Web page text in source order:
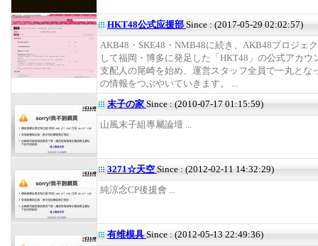
HKT48公式应援部 Since : (2017-05-29 02:02:57)
AKB48・SKE48・NMB48に続き、AKB48プロジェ
して福岡・博多に発足した「HKT48」の公式アカウ
支配人の尾崎を始め、運営スタッフ全員で一丸とな
の情報をつぶやいていきます。 ...
末子の家Since : (2010-07-17 01:15:59)
山風末子組專屬論壇 ...
3271☆天空 Since : (2012-02-11 14:32:29)
純涼念CP後援會 ...
有维模具Since : (2012-05-13 22:49:36)